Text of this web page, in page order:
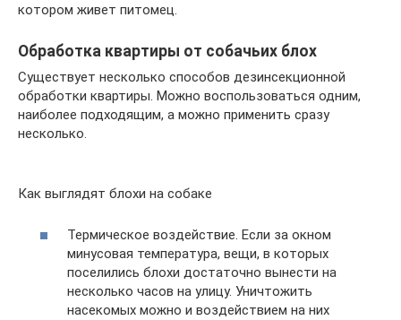
котором живет питомец.
Обработка квартиры от собачьих блох
Существует несколько способов дезинсекционной
обработки квартиры. Можно воспользоваться одним,
наиболее подходящим, а можно применить сразу
несколько.
Как выглядят блохи на собаке
Термическое воздействие. Если за окном
минусовая температура, вещи, в которых
поселились блохи достаточно вынести на
несколько часов на улицу. Уничтожить
насекомых можно и воздействием на них